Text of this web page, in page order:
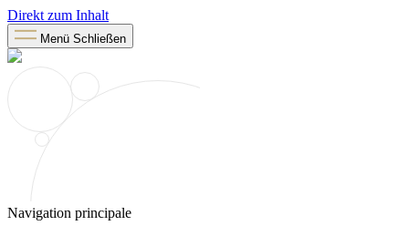
Direkt zum Inhalt
Menü Schließen
Navigation principale